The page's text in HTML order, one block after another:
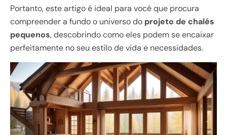
Portanto, este artigo é ideal para você que procura
compreender a fundo o universo do projeto de chalés
pequenos, descobrindo como eles podem se encaixar
perfeitamente no seu estilo de vida e necessidades.